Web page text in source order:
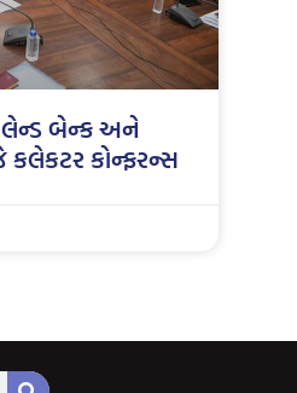
લેન્ડ બેન્ક અને
કલેકટર કોન્ફરન્સ